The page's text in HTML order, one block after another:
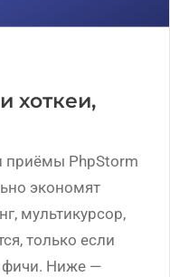
хоткеи,
приёмы PhpStorm
экономят
мультикурсор,
только если
фичи. Ниже —